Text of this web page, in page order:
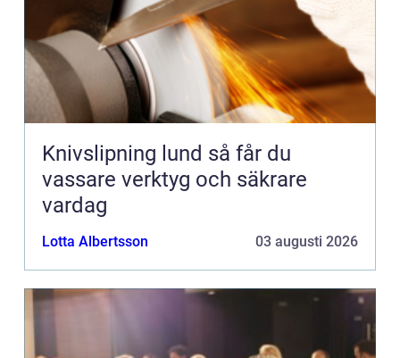
Knivslipning lund så får du
vassare verktyg och säkrare
vardag
Lotta Albertsson 03 augusti 2026